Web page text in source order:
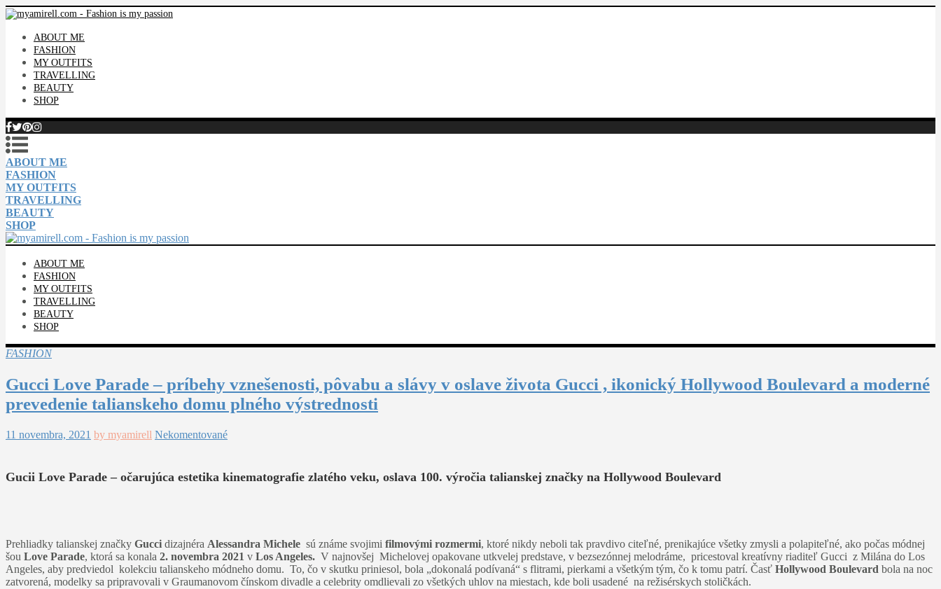
ABOUT ME
FASHION
MY OUTFITS
TRAVELLING
BEAUTY
SHOP
ABOUT ME
FASHION
MY OUTFITS
TRAVELLING
BEAUTY
SHOP
ABOUT ME
FASHION
MY OUTFITS
TRAVELLING
BEAUTY
SHOP
FASHION
Gucci Love Parade – príbehy vznešenosti, pôvabu a slávy v oslave života Gucci , ikonický Hollywood Boulevard a moderné
prevedenie talianskeho domu plného výstrednosti
11 novembra, 2021 by myamirell Nekomentované
Gucii Love Parade – očarujúca estetika kinematografie zlatého veku, oslava 100. výročia talianskej značky na Hollywood Boulevard
Prehliadky talianskej značky Gucci dizajnéra Alessandra Michele sú známe svojimi filmovými rozmermi, ktoré nikdy neboli tak pravdivo citeľné, prenikajúce všetky zmysli a polapiteľné, ako počas módnej
šou Love Parade, ktorá sa konala 2. novembra 2021 v Los Angeles. V najnovšej Michelovej opakovane utkvelej predstave, v bezsezónnej melodráme, pricestoval kreatívny riaditeľ Gucci z Milána do Los
Angeles, aby predviedol kolekciu talianskeho módneho domu. To, čo v skutku priniesol, bola „dokonalá podívaná“ s flitrami, pierkami a všetkým tým, čo k tomu patrí. Časť Hollywood Boulevard bola na noc
zatvorená, modelky sa pripravovali v Graumanovom čínskom divadle a celebrity omdlievali zo všetkých uhlov na miestach, kde boli usadené na režisérskych stoličkách.